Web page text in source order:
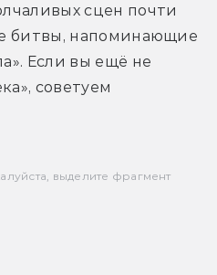
сцен почти
битвы, напоминающие
Если вы ещё не
советуем
выделите фрагмент